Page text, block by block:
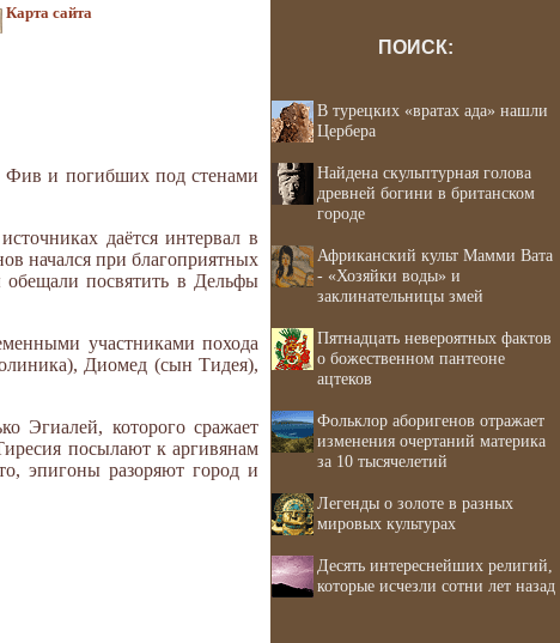
Карта сайта
Фив и погибших под стенами
даётся интервал в
начался при благоприятных
обещали посвятить в Дельфы
участниками похода
Диомед (сын Тидея),
Эгиалей, которого сражает
посылают к аргивянам
эпигоны разоряют город и
ПОИСК:
В турецких «вратах ада» нашли
Цербера
Найдена скульптурная голова
древней богини в британском
городе
Африканский культ Мамми Вата
- «Хозяйки воды» и
заклинательницы змей
Пятнадцать невероятных фактов
о божественном пантеоне
ацтеков
Фольклор аборигенов отражает
изменения очертаний материка
за 10 тысячелетий
Легенды о золоте в разных
мировых культурах
Десять интереснейших религий,
которые исчезли сотни лет назад